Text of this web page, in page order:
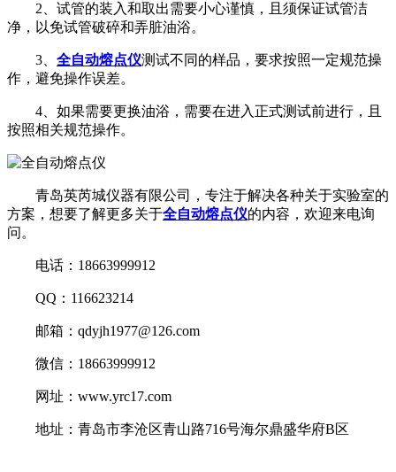
2、试管的装入和取出需要小心谨慎，且须保证试管洁
净，以免试管破碎和弄脏油浴。
3、 全自动熔点仪测试不同的样品，要求按照一定规范操
作，避免操作误差。
4、如果需要更换油浴，需要在进入正式测试前进行，且
按照相关规范操作。
青岛英芮城仪器有限公司，专注于解决各种关于实验室的
方案，想要了解更多关于全自动熔点仪的内容，欢迎来电询
问。
电话：18663999912
QQ：116623214
邮箱：qdyjh1977@126.com
微信：18663999912
网址：www.yrc17.com
地址：青岛市李沧区青山路716号海尔鼎盛华府B区